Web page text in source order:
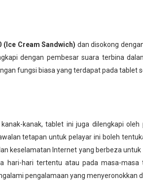
(Ice Cream Sandwich) dan disokong
dengan pembesar suara terbina
fungsi biasa yang terdapat pada tablet
kanak, tablet ini juga dilengkapi oleh
tetapan untuk pelayar ini boleh
keselamatan Internet yang berbeza untuk
hari-hari tertentu atau pada masa-masa
pengalamaan yang menyeronokkan